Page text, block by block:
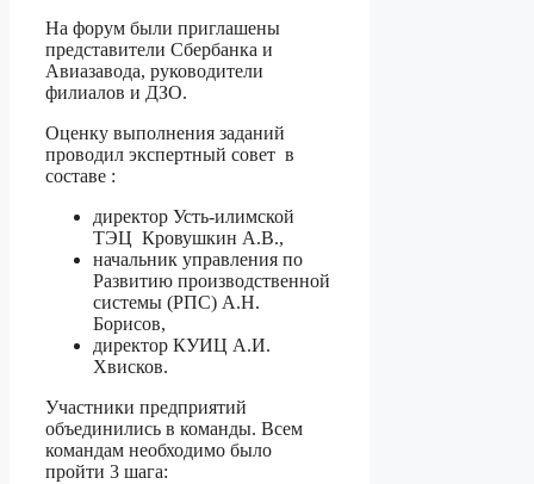
На форум были приглашены
представители Сбербанка и
Авиазавода, руководители
филиалов и ДЗО.
Оценку выполнения заданий
проводил экспертный совет в
составе :
директор Усть-илимской
ТЭЦ Кровушкин А.В.,
начальник управления по
Развитию производственной
системы (РПС) А.Н.
Борисов,
директор КУИЦ А.И.
Хвисков.
Участники предприятий
объединились в команды. Всем
командам необходимо было
пройти 3 шага: